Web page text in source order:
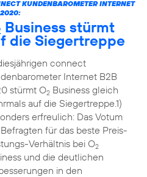
KUNDENBAROMETER INTERNET
Business stürmt
die Siegertreppe
connect
Internet B2B
stürmt O2Business gleich
auf die Siegertreppe.1)
erfreulich: Das Votum
für das beste Preis-
Verhältnis bei O2
und die deutlichen
in den